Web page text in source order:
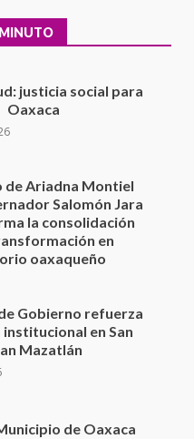
Salomón Jara
la consolidación
en
Gobierno refuerza
en San
Mazatlán
de Oaxaca
caso de maltrato
denuncia ciudadana
lo investiga por